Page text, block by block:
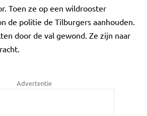
Toen ze op een wildrooster
de politie de Tilburgers aanhouden.
door de val gewond. Ze zijn naar
Advertentie